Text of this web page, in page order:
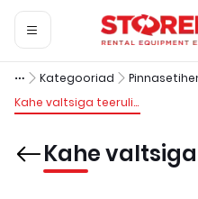
Kategooriad
Kahe valtsiga teerulid
Kahe